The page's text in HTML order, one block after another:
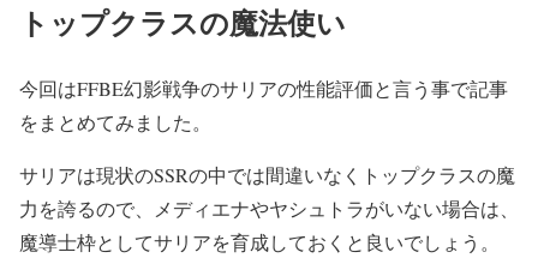
トップクラスの魔法使い
今回はFFBE幻影戦争のサリアの性能評価と言う事で記事
をまとめてみました。
サリアは現状のSSRの中では間違いなくトップクラスの魔
力を誇るので、メディエナやヤシュトラがいない場合は、
魔導士枠としてサリアを育成しておくと良いでしょう。